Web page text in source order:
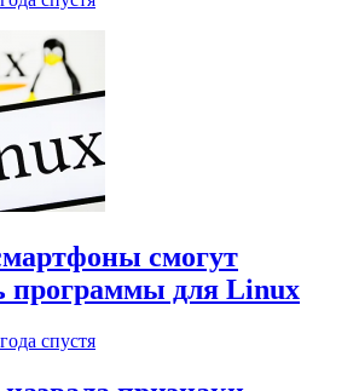
смогут
программы для Linux
спустя